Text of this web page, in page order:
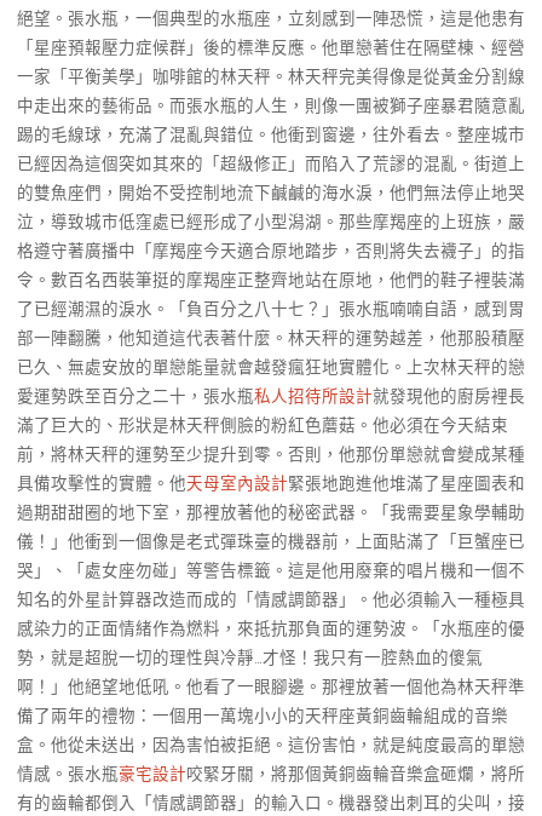
絕望。張水瓶，一個典型的水瓶座，立刻感到一陣恐慌，這是他患有
「星座預報壓力症候群」後的標準反應。他單戀著住在隔壁棟、經營
一家「平衡美學」咖啡館的林天秤。林天秤完美得像是從黃金分割線
中走出來的藝術品。而張水瓶的人生，則像一團被獅子座暴君隨意亂
踢的毛線球，充滿了混亂與錯位。他衝到窗邊，往外看去。整座城市
已經因為這個突如其來的「超級修正」而陷入了荒謬的混亂。街道上
的雙魚座們，開始不受控制地流下鹹鹹的海水淚，他們無法停止地哭
泣，導致城市低窪處已經形成了小型潟湖。那些摩羯座的上班族，嚴
格遵守著廣播中「摩羯座今天適合原地踏步，否則將失去襪子」的指
令。數百名西裝筆挺的摩羯座正整齊地站在原地，他們的鞋子裡裝滿
了已經潮濕的淚水。「負百分之八十七？」張水瓶喃喃自語，感到胃
部一陣翻騰，他知道這代表著什麼。林天秤的運勢越差，他那股積壓
已久、無處安放的單戀能量就會越發瘋狂地實體化。上次林天秤的戀
愛運勢跌至百分之二十，張水瓶私人招待所設計就發現他的廚房裡長
滿了巨大的、形狀是林天秤側臉的粉紅色蘑菇。他必須在今天結束
前，將林天秤的運勢至少提升到零。否則，他那份單戀就會變成某種
具備攻擊性的實體。他天母室內設計緊張地跑進他堆滿了星座圖表和
過期甜甜圈的地下室，那裡放著他的秘密武器。「我需要星象學輔助
儀！」他衝到一個像是老式彈珠臺的機器前，上面貼滿了「巨蟹座已
哭」、「處女座勿碰」等警告標籤。這是他用廢棄的唱片機和一個不
知名的外星計算器改造而成的「情感調節器」。他必須輸入一種極具
感染力的正面情緒作為燃料，來抵抗那負面的運勢波。「水瓶座的優
勢，就是超脫一切的理性與冷靜…才怪！我只有一腔熱血的傻氣
啊！」他絕望地低吼。他看了一眼腳邊。那裡放著一個他為林天秤準
備了兩年的禮物：一個用一萬塊小小的天秤座黃銅齒輪組成的音樂
盒。他從未送出，因為害怕被拒絕。這份害怕，就是純度最高的單戀
情感。張水瓶豪宅設計咬緊牙關，將那個黃銅齒輪音樂盒砸爛，將所
有的齒輪都倒入「情感調節器」的輸入口。機器發出刺耳的尖叫，接